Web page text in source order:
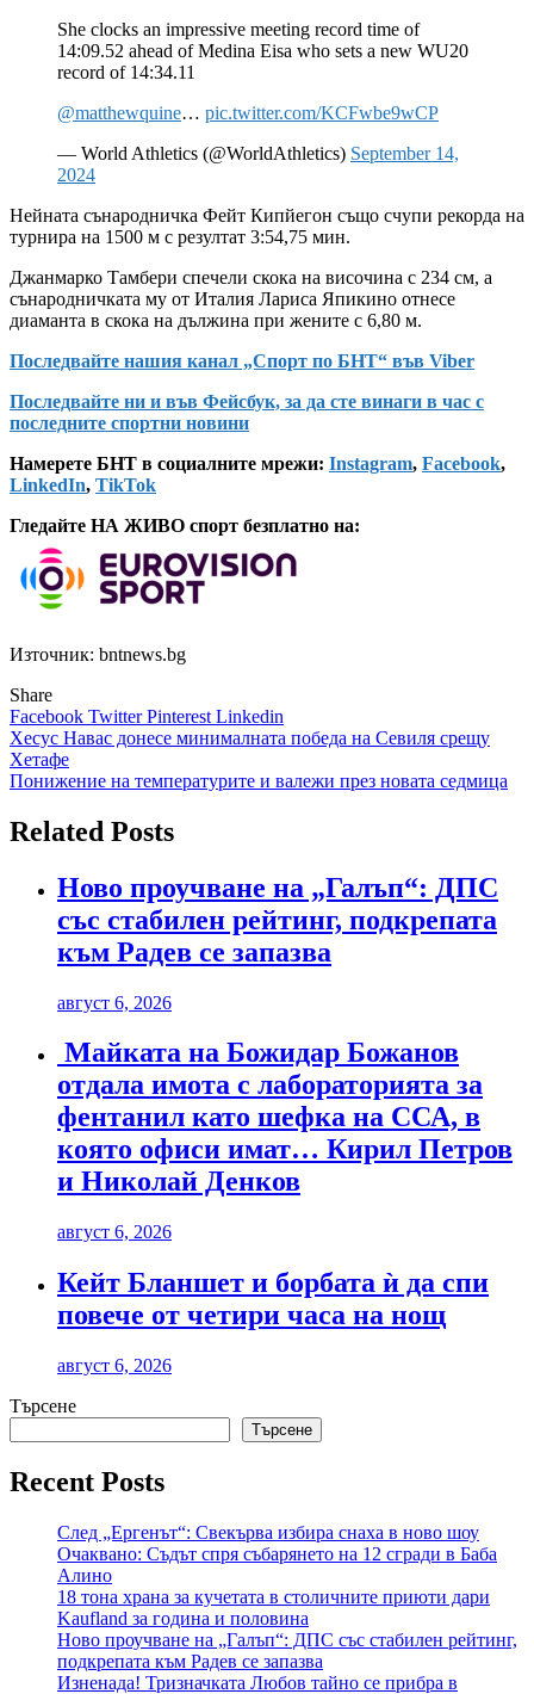
She clocks an impressive meeting record time of
14:09.52 ahead of Medina Eisa who sets a new WU20
record of 14:34.11
@matthewquine… pic.twitter.com/KCFwbe9wCP
— World Athletics (@WorldAthletics) September 14,
2024
Нейната сънародничка Фейт Кипйегон също счупи рекорда на
турнира на 1500 м с резултат 3:54,75 мин.
Джанмарко Тамбери спечели скока на височина с 234 см, а
сънародничката му от Италия Лариса Япикино отнесе
диаманта в скока на дължина при жените с 6,80 м.
Последвайте нашия канал „Спорт по БНТ“ във Viber
Последвайте ни и във Фейсбук, за да сте винаги в час с
последните спортни новини
Намерете БНТ в социалните мрежи: Instagram, Facebook,
LinkedIn, TikTok
Гледайте НА ЖИВО спорт безплатно на:
Източник: bntnews.bg
Share
Facebook TwitterPinterest Linkedin
Навигация
Хесус Навас донесе минималната победа на Севиля срещу
Хетафе
Понижение на температурите и валежи през новата седмица
Related Posts
Ново проучване на „Галъп“: ДПС
със стабилен рейтинг, подкрепата
към Радев се запазва
август 6, 2026
Майката на Божидар Божанов
отдала имота с лабораторията за
фентанил като шефка на ССА, в
която офиси имат… Кирил Петров
и Николай Денков
август 6, 2026
Кейт Бланшет и борбата ѝ да спи
повече от четири часа на нощ
август 6, 2026
Търсене
Търсене
Recent Posts
След „Ергенът“: Свекърва избира снаха в ново шоу
Очаквано: Съдът спря събарянето на 12 сгради в Баба
Алино
18 тона храна за кучетата в столичните приюти дари
Kaufland за година и половина
Ново проучване на „Галъп“: ДПС със стабилен рейтинг,
подкрепата към Радев се запазва
Изненада! Тризначката Любов тайно се прибра в